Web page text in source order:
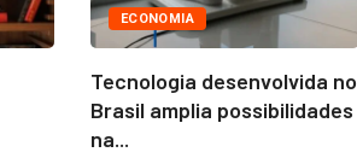
ECONOMIA
Tecnologia desenvolvida no
Brasil amplia possibilidades
na...